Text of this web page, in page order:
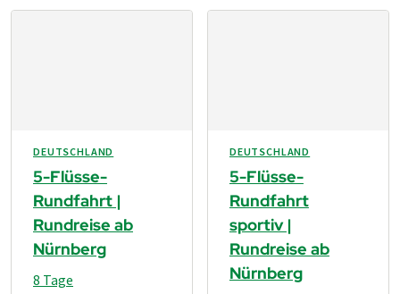
DEUTSCHLAND
5-Flüsse-
Rundfahrt |
Rundreise ab
Nürnberg
8 Tage
DEUTSCHLAND
5-Flüsse-
Rundfahrt
sportiv |
Rundreise ab
Nürnberg